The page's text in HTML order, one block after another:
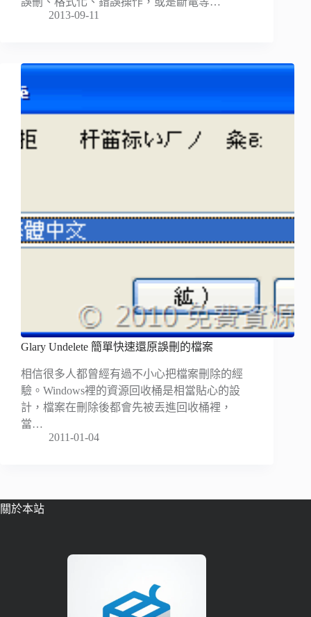
2013-09-11
Glary Undelete 簡單快速還原誤刪的檔案
相信很多人都曾經有過不小心把檔案刪除的經
驗。Windows裡的資源回收桶是相當貼心的設
計，檔案在刪除後都會先被丟進回收桶裡，
當…
2011-01-04
關於本站